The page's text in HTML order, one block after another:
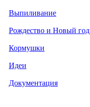
Выпиливание
Рождество и Новый год
Кормушки
Идеи
Документация